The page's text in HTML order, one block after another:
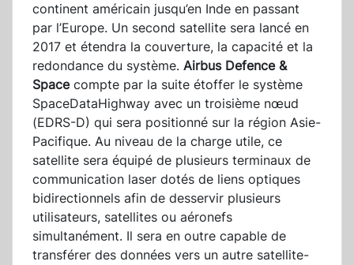
continent américain jusqu’en Inde en passant
par l’Europe. Un second satellite sera lancé en
2017 et étendra la couverture, la capacité et la
redondance du système. Airbus Defence &
Spacecompte par la suite étoffer le système
SpaceDataHighway avec un troisième nœud
(EDRS-D) qui sera positionné sur la région Asie-
Pacifique. Au niveau de la charge utile, ce
satellite sera équipé de plusieurs terminaux de
communication laser dotés de liens optiques
bidirectionnels afin de desservir plusieurs
utilisateurs, satellites ou aéronefs
simultanément. Il sera en outre capable de
transférer des données vers un autre satellite-